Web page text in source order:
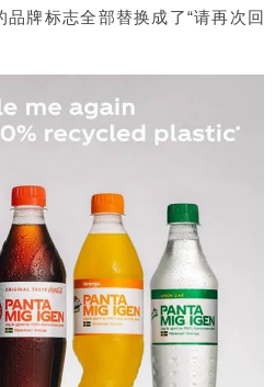
牌标志全部替换成了“请再次回